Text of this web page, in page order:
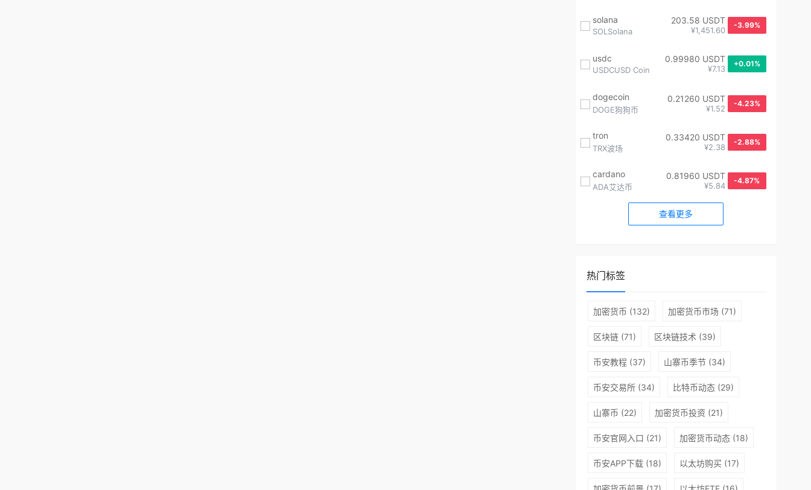
solana
SOLSolana
203.58 USDT
¥1,451.60
-3.99%
usdc
USDCUSD Coin
0.99980 USDT
¥7.13
+0.01%
dogecoin
DOGE狗狗币
0.21260 USDT
¥1.52
-4.23%
tron
TRX波场
0.33420 USDT
¥2.38
-2.88%
cardano
ADA艾达币
0.81960 USDT
¥5.84
-4.87%
查看更多
热门标签
加密货币 (132) 加密货币市场 (71)
区块链(71) 区块链技术 (39)
币安教程(37) 山寨币季节(34)
币安交易所(34) 比特币动态(29)
山寨币 (22) 加密货币投资 (21)
币安官网入口 (21) 加密货币动态(18)
币安APP下载(18) 以太坊购买 (17)